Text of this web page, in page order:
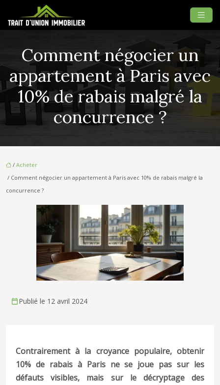
Comment négocier un
appartement à Paris avec
10% de rabais malgré la
concurrence ?
/ Acheter
/ Comment négocier un appartement à Paris avec 10% de rabais malgré la
concurrence ?
Publié le 12 avril 2024
Contrairement à la croyance populaire, obtenir
10% de rabais à Paris ne se joue pas sur les
défauts visibles, mais sur le décryptage des